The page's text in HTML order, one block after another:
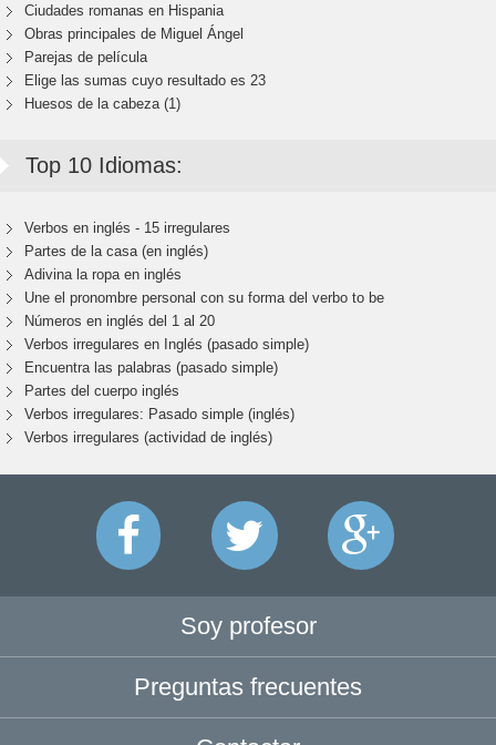
Ciudades romanas en Hispania
Obras principales de Miguel Ángel
Parejas de película
Elige las sumas cuyo resultado es 23
Huesos de la cabeza (1)
Top 10 Idiomas:
Verbos en inglés - 15 irregulares
Partes de la casa (en inglés)
Adivina la ropa en inglés
Une el pronombre personal con su forma del verbo to be
Números en inglés del 1 al 20
Verbos irregulares en Inglés (pasado simple)
Encuentra las palabras (pasado simple)
Partes del cuerpo inglés
Verbos irregulares: Pasado simple (inglés)
Verbos irregulares (actividad de inglés)
Soy profesor
Preguntas frecuentes